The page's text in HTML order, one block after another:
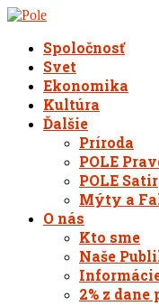
Spoločnosť
Svet
Ekonomika
Kultúra
Ďalšie
Príroda
POLE
POLE
Mýty a
O nás
Kto sme
Naše
2% z dane